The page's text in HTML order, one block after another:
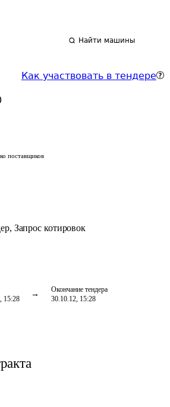
Найти машины
Как участвовать в тендере
поставщиков
, Запрос котировок
15:28
Окончание тендера
30.10.12, 15:28